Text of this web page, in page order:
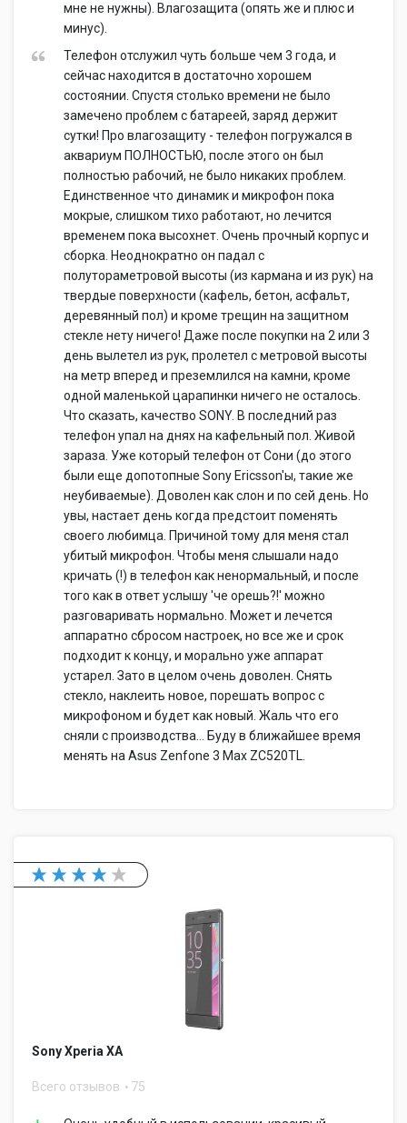
мне не нужны). Влагозащита (опять же и плюс и
минус).
Телефон отслужил чуть больше чем 3 года, и
сейчас находится в достаточно хорошем
состоянии. Спустя столько времени не было
замечено проблем с батареей, заряд держит
сутки! Про влагозащиту - телефон погружался в
аквариум ПОЛНОСТЬЮ, после этого он был
полностью рабочий, не было никаких проблем.
Единственное что динамик и микрофон пока
мокрые, слишком тихо работают, но лечится
временем пока высохнет. Очень прочный корпус и
сборка. Неоднократно он падал с
полутораметровой высоты (из кармана и из рук) на
твердые поверхности (кафель, бетон, асфальт,
деревянный пол) и кроме трещин на защитном
стекле нету ничего! Даже после покупки на 2 или 3
день вылетел из рук, пролетел с метровой высоты
на метр вперед и преземлился на камни, кроме
одной маленькой царапинки ничего не осталось.
Что сказать, качество SONY. В последний раз
телефон упал на днях на кафельный пол. Живой
зараза. Уже который телефон от Сони (до этого
были еще допотопные Sony Ericsson'ы, такие же
неубиваемые). Доволен как слон и по сей день. Но
увы, настает день когда предстоит поменять
своего любимца. Причиной тому для меня стал
убитый микрофон. Чтобы меня слышали надо
кричать (!) в телефон как ненормальный, и после
того как в ответ услышу 'че орешь?!' можно
разговаривать нормально. Может и лечется
аппаратно сбросом настроек, но все же и срок
подходит к концу, и морально уже аппарат
устарел. Зато в целом очень доволен. Снять
стекло, наклеить новое, порешать вопрос с
микрофоном и будет как новый. Жаль что его
сняли с производства... Буду в ближайшее время
менять на Asus Zenfone 3 Max ZC520TL.
Sony Xperia XA
Всего отзывов 75